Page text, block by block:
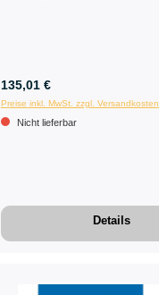
135,01 €
Preise inkl. MwSt. zzgl. Versandkosten
Nicht lieferbar
Details